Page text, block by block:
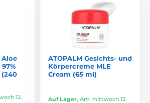
Aloe
12.
ATOPALM Gesichts- und
Körpercreme MLE
Cream (65 ml)
Auf Lager, Am mittwoch 12.